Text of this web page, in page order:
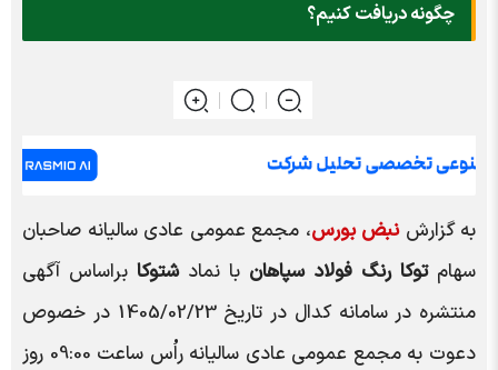
چگونه دریافت کنیم؟
به گزارشنبض بورس، مجمع عمومی عادی سالیانه صاحبان
سهامتوکا رنگ فولاد سپاهان با نمادشتوکا براساس آگهی
منتشره در سامانه کدال در تاریخ1405/02/23 در خصوص
دعوت به مجمع عمومی عادی سالیانه راُس ساعت 09:00 روز